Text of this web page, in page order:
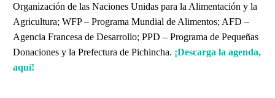
Organización de las Naciones Unidas para la Alimentación y la
Agricultura; WFP – Programa Mundial de Alimentos; AFD –
Agencia Francesa de Desarrollo; PPD – Programa de Pequeñas
Donaciones y la Prefectura de Pichincha. ¡Descarga la agenda,
aquí!